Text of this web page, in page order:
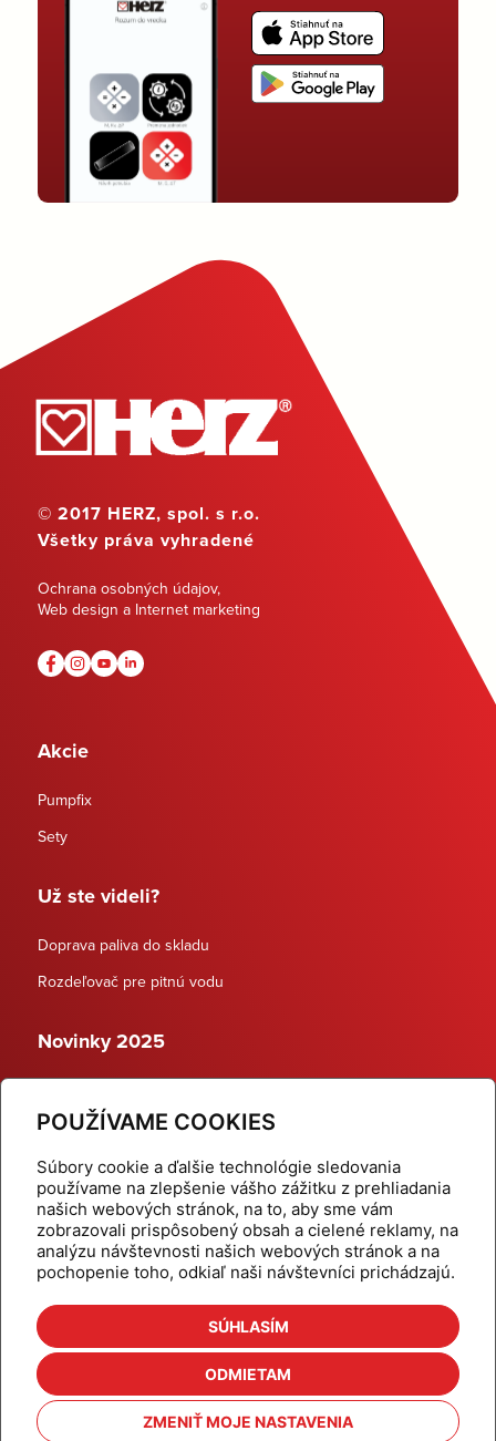
POUŽÍVAME COOKIES
Súbory cookie a ďalšie technológie sledovania
používame na zlepšenie vášho zážitku z prehliadania
našich webových stránok, na to, aby sme vám
zobrazovali prispôsobený obsah a cielené reklamy, na
analýzu návštevnosti našich webových stránok a na
pochopenie toho, odkiaľ naši návštevníci prichádzajú.
SÚHLASÍM
ODMIETAM
ZMENIŤ MOJE NASTAVENIA
© 2017 HERZ, spol. s r.o.
Všetky práva vyhradené
Ochrana osobných údajov,
Web design a Internet marketing
Akcie
Pumpfix
Sety
Už ste videli?
Doprava paliva do skladu
Rozdeľovač pre pitnú vodu
Novinky 2025
Dynamické termostatické ventily
Domov
Produkty
Aktuality
Odber šikovné tipy
Kalkulačky
Cenníky
Na stiahnutie
Referencie
Kontakt